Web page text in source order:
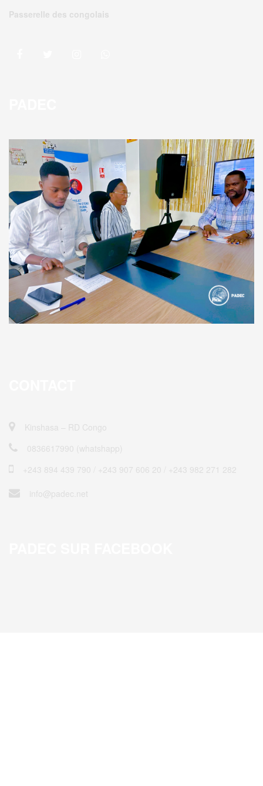
Passerelle des congolais
Kinshasa – RD Congo
0836617990 (whatshapp)
+243 894 439 790 / ‎+243 907 606 20 / +243 982 271 282
info@padec.net